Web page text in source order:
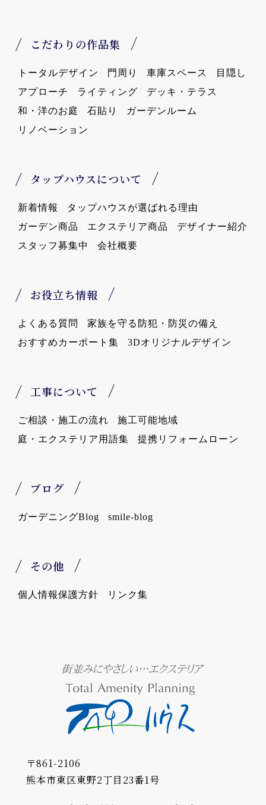
こだわりの作品集
トータルデザイン 門周り 車庫スペース
目隠し
アプローチ
ライティング
デッキ・テラス
和・洋のお庭
石貼り
ガーデンルーム
リノベーション
タップハウスについて
新着情報
タップハウスが選ばれる理由
ガーデン商品
エクステリア商品
デザイナー紹介
スタッフ募集中
会社概要
お役立ち情報
よくある質問
家族を守る防犯・防災の備え
おすすめカーポート集
3Dオリジナルデザイン
工事について
ご相談・施工の流れ
施工可能地域
庭・エクステリア用語集
提携リフォームローン
ブログ
ガーデニングBlog smile-blog
その他
個人情報保護方針 リンク集
〒861-2106
熊本市東区東野2丁目23番1号